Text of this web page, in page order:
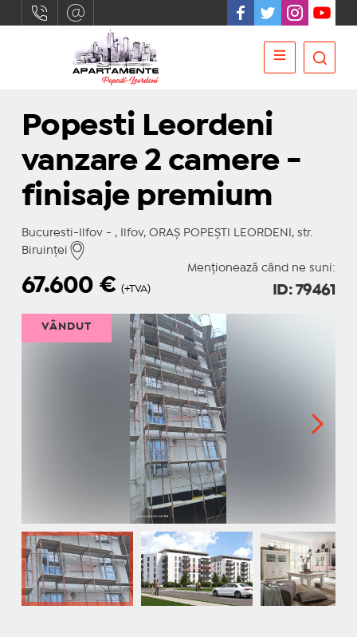
Popesti Leordeni
vanzare 2 camere -
finisaje premium
Bucuresti-Ilfov - , Ilfov, ORAŞ POPEŞTI LEORDENI, str.
Biruinţei
Menționează când ne suni:
67.600€ (+TVA) ID: 79461
VÂNDUT